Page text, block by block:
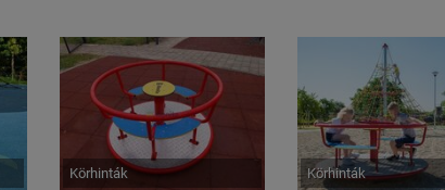
Körhinták Körhinták